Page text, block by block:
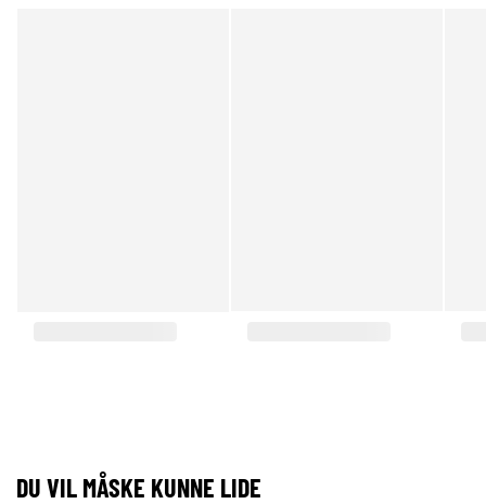
DU VIL MÅSKE KUNNE LIDE